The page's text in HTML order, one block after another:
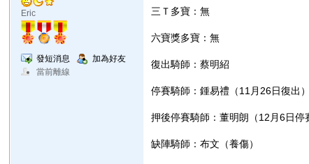
Eric
發短消息
加為好友
當前離線
三Ｔ多寶：無
六寶獎多寶：無
復出騎師：蔡明紹
停賽騎師：鍾易禮（11月26日復出
押後停賽騎師：董明朗（12月6日停
缺陣騎師：布文（養傷）